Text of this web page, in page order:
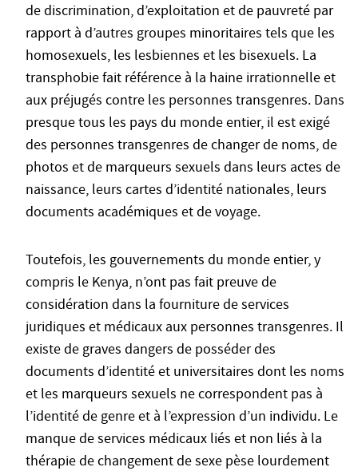
de discrimination, d’exploitation et de pauvreté par
rapport à d’autres groupes minoritaires tels que les
homosexuels, les lesbiennes et les bisexuels. La
transphobie fait référence à la haine irrationnelle et
aux préjugés contre les personnes transgenres. Dans
presque tous les pays du monde entier, il est exigé
des personnes transgenres de changer de noms, de
photos et de marqueurs sexuels dans leurs actes de
naissance, leurs cartes d’identité nationales, leurs
documents académiques et de voyage.
Toutefois, les gouvernements du monde entier, y
compris le Kenya, n’ont pas fait preuve de
considération dans la fourniture de services
juridiques et médicaux aux personnes transgenres. Il
existe de graves dangers de posséder des
documents d’identité et universitaires dont les noms
et les marqueurs sexuels ne correspondent pas à
l’identité de genre et à l’expression d’un individu. Le
manque de services médicaux liés et non liés à la
thérapie de changement de sexe pèse lourdement